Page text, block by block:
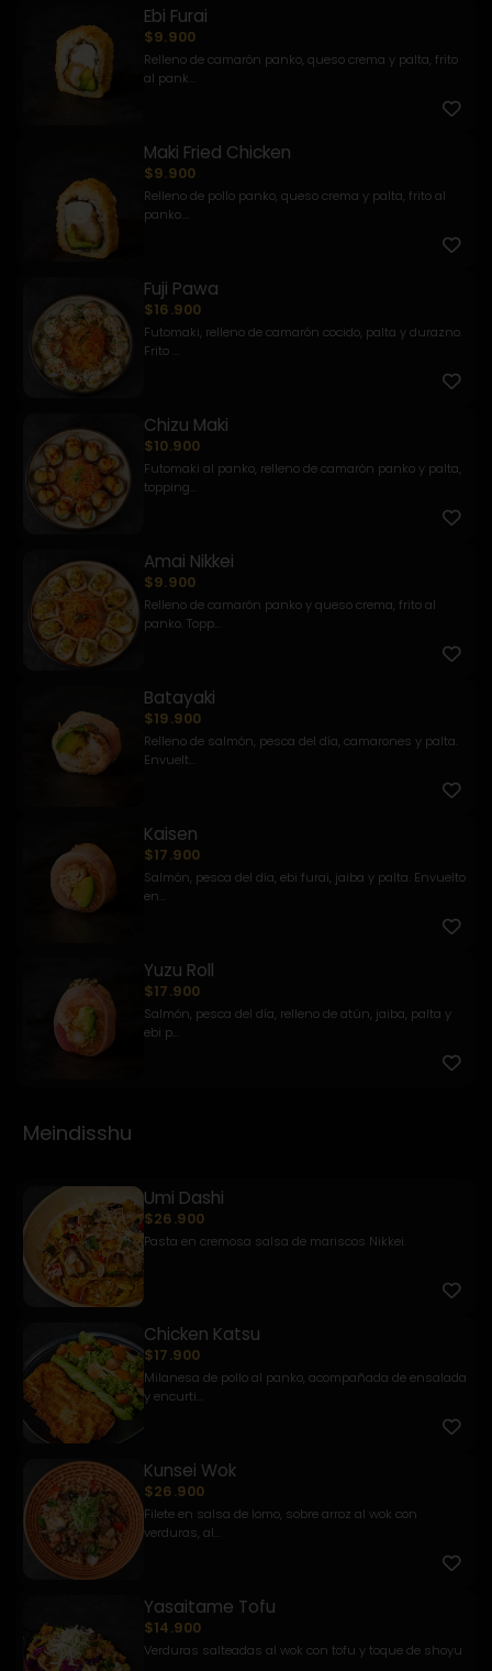
Ebi Furai
$9.900
Relleno de camarón panko, queso crema y palta, frito
al pank...
Maki Fried Chicken
$9.900
Relleno de pollo panko, queso crema y palta, frito al
panko....
Fuji Pawa
$16.900
Futomaki, relleno de camarón cocido, palta y durazno.
Frito ...
Chizu Maki
$10.900
Futomaki al panko, relleno de camarón panko y palta,
topping...
Amai Nikkei
$9.900
Relleno de camarón panko y queso crema, frito al
panko. Topp...
Batayaki
$19.900
Relleno de salmón, pesca del día, camarones y palta.
Envuelt...
Kaisen
$17.900
Salmón, pesca del día, ebi furai, jaiba y palta. Envuelto
en...
Yuzu Roll
$17.900
Salmón, pesca del día, relleno de atún, jaiba, palta y
ebi p...
Meindisshu
Umi Dashi
$26.900
Pasta en cremosa salsa de mariscos Nikkei.
Chicken Katsu
$17.900
Milanesa de pollo al panko, acompañada de ensalada
y encurti...
Kunsei Wok
$26.900
Filete en salsa de lomo, sobre arroz al wok con
verduras, al...
Yasaitame Tofu
$14.900
Verduras salteadas al wok con tofu y toque de shoyu